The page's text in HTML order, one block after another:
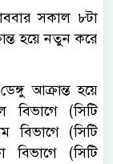
সকাল ৮টা
হয়ে নতুন করে
আক্রান্ত হয়ে
বিভাগে (সিটি
বিভাগে (সিটি
(সিটি